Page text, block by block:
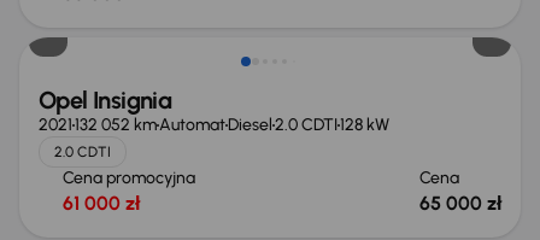
Opel Insignia
2021132 052 kmAutomatDiesel2.0 CDTI128 kW
2.0 CDTI
Cena promocyjna
61 000 zł
Cena
65 000 zł
Taniej o 1 000 zł